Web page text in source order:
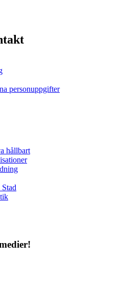
personuppgifter
hållbart
Stad